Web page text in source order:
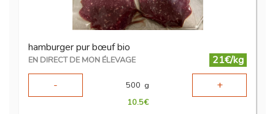
hamburger pur bœuf bio
EN DIRECT DE MON ÉLEVAGE
21€/kg
-
500 g +
10.5€